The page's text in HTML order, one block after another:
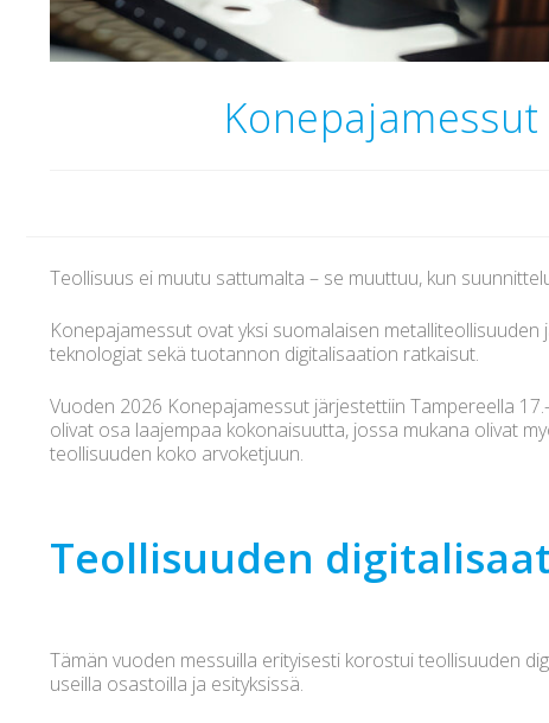
Teollisuus ei muutu sattumalta – se muuttuu, kun
Konepajamessut ovat yksi suomalaisen
teknologiat sekä tuotannon digitalisaation ratkaisut.
Vuoden 2026 Konepajamessut järjestettiin Tampereella
olivat osa laajempaa kokonaisuutta, jossa mukana olivat
teollisuuden koko arvoketjuun.
Teollisuuden
Tämän vuoden messuilla erityisesti korostui teollisuuden
useilla osastoilla ja esityksissä.